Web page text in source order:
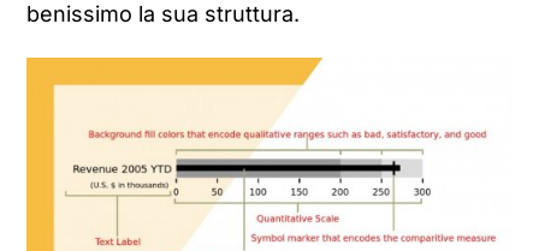
benissimo la sua struttura.